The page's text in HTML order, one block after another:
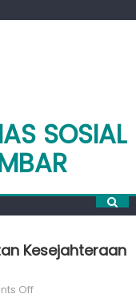
SOSIAL
Kesejahteraan
Offon